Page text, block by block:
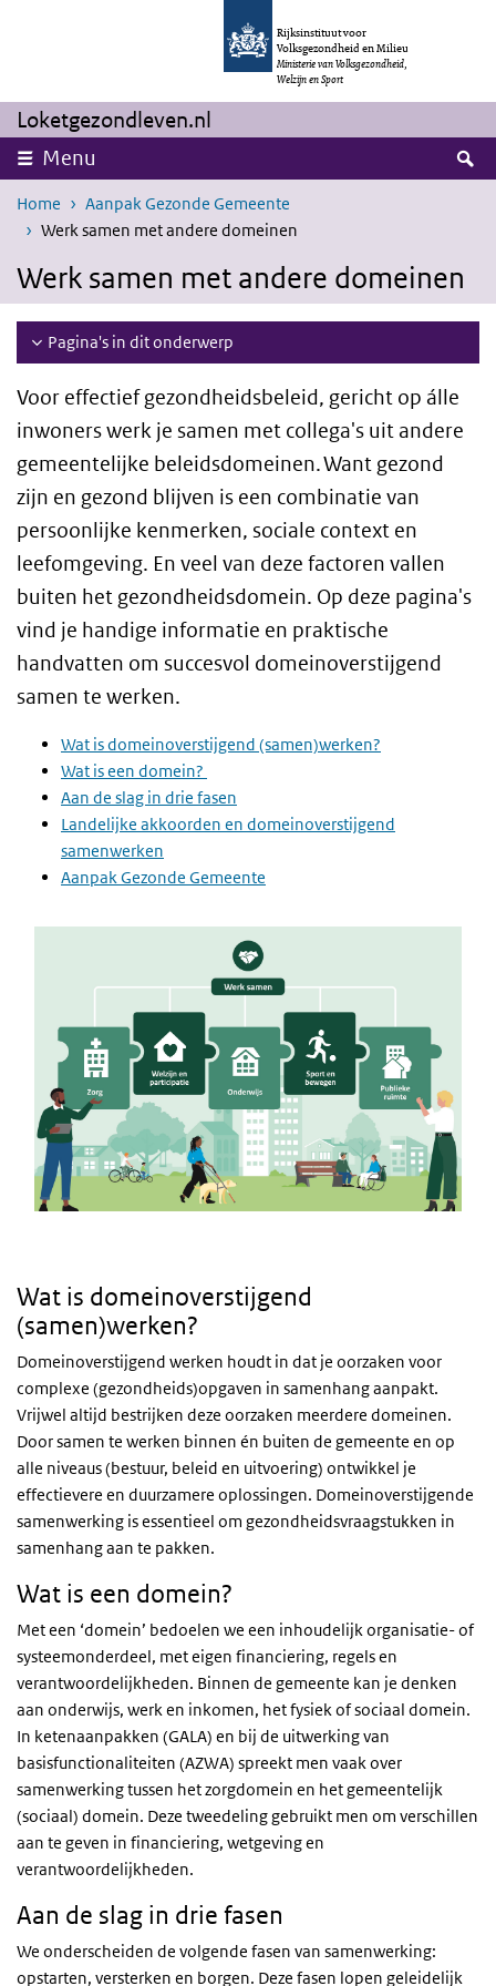
Overslaan en naar de inhoud gaan
Rijksinstituut voor
Volksgezondheid en Milieu
Ministerie van Volksgezondheid,
Welzijn en Sport
Loketgezondleven.nl
Menu
Home
Aanpak Gezonde Gemeente
Werk samen met andere domeinen
Werk samen met andere domeinen
Pagina's in dit onderwerp
Voor effectief gezondheidsbeleid, gericht op álle
inwoners werk je samen met collega's uit andere
gemeentelijke beleidsdomeinen. Want gezond
zijn en gezond blijven is een combinatie van
persoonlijke kenmerken, sociale context en
leefomgeving. En veel van deze factoren vallen
buiten het gezondheidsdomein. Op deze pagina's
vind je handige informatie en praktische
handvatten om succesvol domeinoverstijgend
samen te werken.
Wat is domeinoverstijgend (samen)werken?
Wat is een domein?
Aan de slag in drie fasen
Landelijke akkoorden en domeinoverstijgend
samenwerken
Aanpak Gezonde Gemeente
Open de pdf met de Aanpak Gezonde Gemeente in beelden
Wat is domeinoverstijgend
(samen)werken?
Domeinoverstijgend werken houdt in dat je oorzaken voor
complexe (gezondheids)opgaven in samenhang aanpakt.
Vrijwel altijd bestrijken deze oorzaken meerdere domeinen.
Door samen te werken binnen én buiten de gemeente en op
alle niveaus (bestuur, beleid en uitvoering) ontwikkel je
effectievere en duurzamere oplossingen. Domeinoverstijgende
samenwerking is essentieel om gezondheidsvraagstukken in
samenhang aan te pakken.
Wat is een domein?
Met een ‘domein’ bedoelen we een inhoudelijk organisatie- of
systeemonderdeel, met eigen financiering, regels en
verantwoordelijkheden. Binnen de gemeente kan je denken
aan onderwijs, werk en inkomen, het fysiek of sociaal domein.
In ketenaanpakken (GALA) en bij de uitwerking van
basisfunctionaliteiten (AZWA) spreekt men vaak over
samenwerking tussen het zorgdomein en het gemeentelijk
(sociaal) domein. Deze tweedeling gebruikt men om verschillen
aan te geven in financiering, wetgeving en
verantwoordelijkheden.
Aan de slag in drie fasen
We onderscheiden de volgende fasen van samenwerking:
opstarten, versterken en borgen. Deze fasen lopen geleidelijk